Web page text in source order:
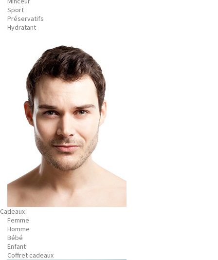
Sport
Préservatifs
Hydratant
Cadeaux
Femme
Homme
Bébé
Enfant
Coffret cadeaux